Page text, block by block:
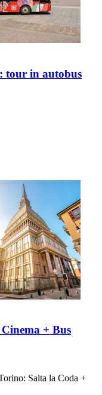
tour in autobus
+ Bus
Salta la Coda +